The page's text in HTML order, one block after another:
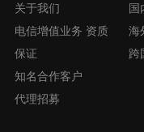
关于我们
电信增值业务 资质
保证
知名合作客户
代理招募
国
海
跨